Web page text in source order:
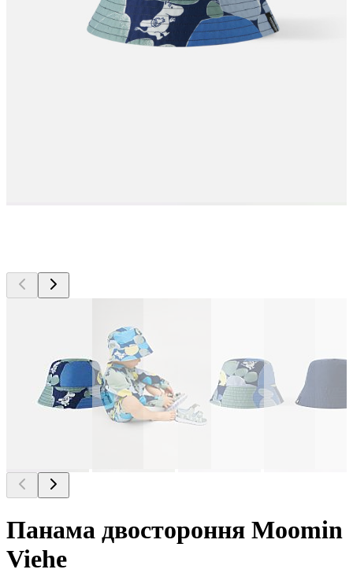
Панама двостороння Moomin
Viehe